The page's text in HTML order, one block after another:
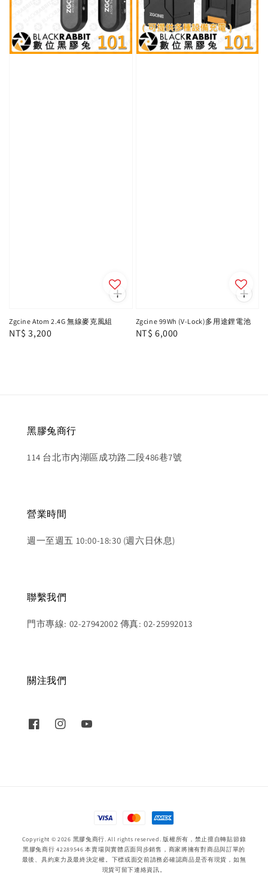
Zgcine Atom 2.4G 無線麥克風組
Regular
NT$ 3,200
Zgcine 99Wh (V-Lock)多用途鋰電池
Regular
NT$ 6,000
黑膠兔商行
114 台北市內湖區成功路二段486巷7號
營業時間
週一至週五 10:00-18:30 (週六日休息)
聯繫我們
門市專線: 02-27942002 傳真: 02-25992013
關注我們
Copyright © 2026 黑膠兔商行. All rights reserved. 版權所有，禁止擅自轉貼節錄
黑膠兔商行 42289546 本賣場與實體店面同步銷售，商家將擁有對商品與訂單的
最後、具約束力及最終決定權。下標或面交前請務必確認商品是否有現貨，如無
現貨可留下連絡資訊。